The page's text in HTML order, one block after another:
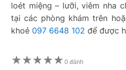
loét miệng – lưỡi, viêm nha
tại các phòng khám trên
khoẻ 097 6648 102 để được
★★★★★ 0 đánh